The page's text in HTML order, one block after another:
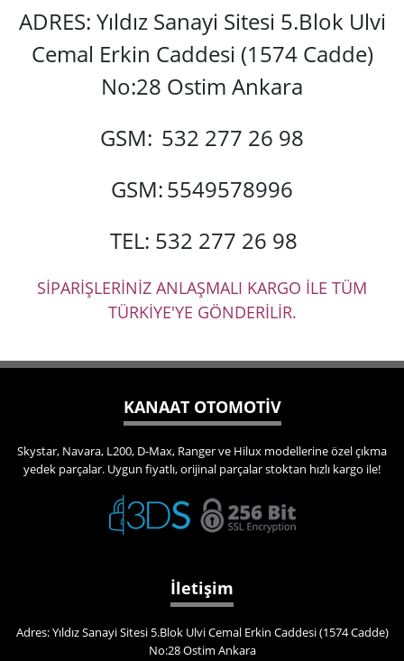
ADRES: Yıldız Sanayi Sitesi 5.Blok Ulvi
Cemal Erkin Caddesi (1574 Cadde)
No:28 Ostim Ankara
GSM: 532 277 26 98
GSM:5549578996
TEL: 532 277 26 98
SİPARİŞLERİNİZ ANLAŞMALI KARGO İLE TÜM
TÜRKİYE'YE GÖNDERİLİR.
KANAAT OTOMOTİV
Skystar, Navara, L200, D-Max, Ranger ve Hilux modellerine özel çıkma
yedek parçalar. Uygun fiyatlı, orijinal parçalar stoktan hızlı kargo ile!
İletişim
Adres: Yıldız Sanayi Sitesi 5.Blok Ulvi Cemal Erkin Caddesi (1574 Cadde)
No:28 Ostim Ankara